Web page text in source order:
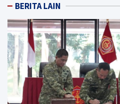
BERITA LAIN